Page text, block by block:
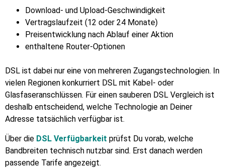
Download- und Upload-Geschwindigkeit
Vertragslaufzeit (12 oder 24 Monate)
Preisentwicklung nach Ablauf einer Aktion
enthaltene Router-Optionen
DSL ist dabei nur eine von mehreren Zugangstechnologien. In
vielen Regionen konkurriert DSL mit Kabel- oder
Glasfaseranschlüssen. Für einen sauberen DSL Vergleich ist
deshalb entscheidend, welche Technologie an Deiner
Adresse tatsächlich verfügbar ist.
Über die DSL Verfügbarkeit prüfst Du vorab, welche
Bandbreiten technisch nutzbar sind. Erst danach werden
passende Tarife angezeigt.